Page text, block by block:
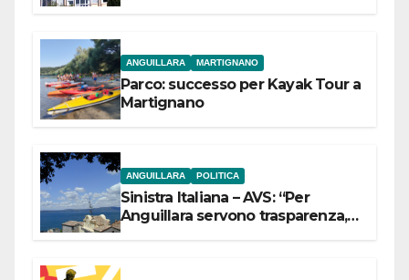
ANGUILLARA MARTIGNANO
Parco: successo per Kayak Tour a
Martignano
ANGUILLARA POLITICA
Sinistra Italiana – AVS: “Per
Anguillara servono trasparenza,